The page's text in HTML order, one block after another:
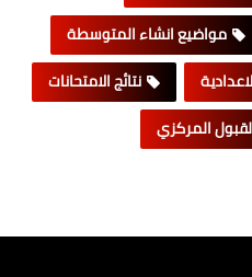
مواضيع انشاء المتوسطة
نتائج الامتحانات
المركزي